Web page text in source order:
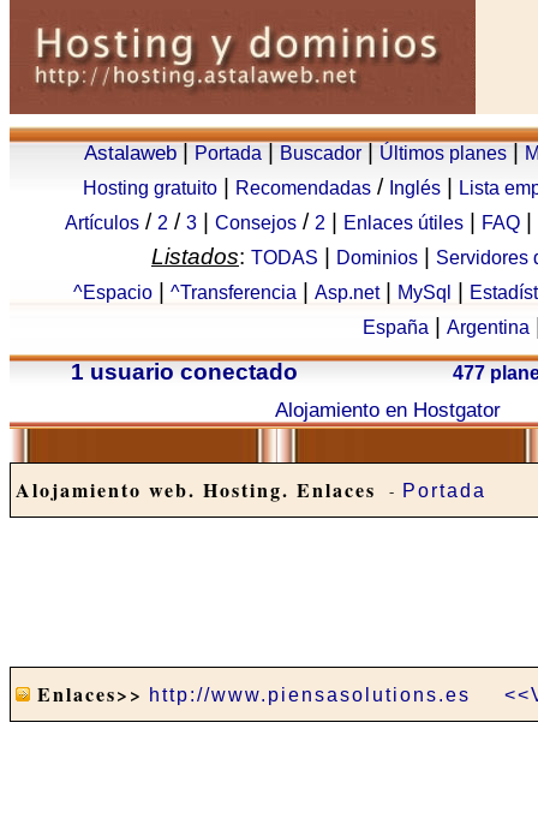
Astalaweb Portada Buscador Últimos planes
Hosting gratuito
Recomendadas / Inglés
Lista
Artículos / 2 / 3 Consejos / 2 Enlaces útiles FAQ
Listados: TODAS Dominios
Servidores
^Espacio
^Transferencia Asp.net| MySql
España
Argentina
1 usuario conectado
477
Alojamiento en Hostgator
Alojamiento web. Hosting. Enlaces - Portada
Enlaces>> http://www.piensasolutions.es